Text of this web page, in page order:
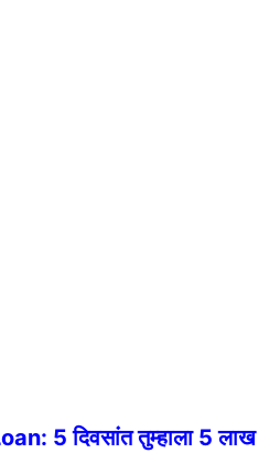
5 दिवसांत तुम्हाला 5 लाख